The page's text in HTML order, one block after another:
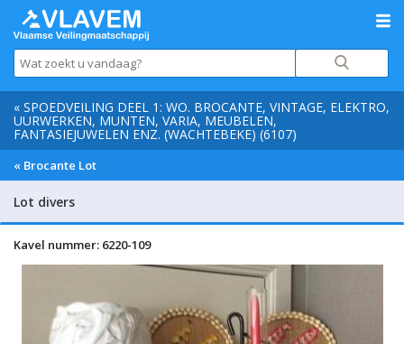
« SPOEDVEILING DEEL 1: WO. BROCANTE, VINTAGE, ELEKTRO,
UURWERKEN, MUNTEN, VARIA, MEUBELEN,
FANTASIEJUWELEN ENZ. (WACHTEBEKE) (6107)
« Brocante Lot
Lot divers
Kavel nummer: 6220-109